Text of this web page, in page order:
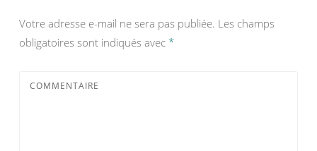
Votre adresse e-mail ne sera pas publiée. Les champs
obligatoires sont indiqués avec *
COMMENTAIRE